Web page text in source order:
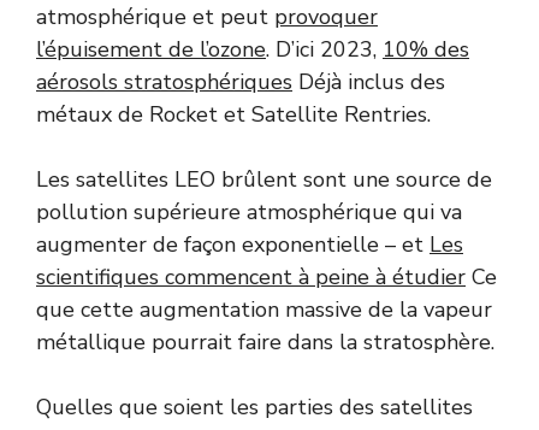
atmosphérique et peut provoquer
l’épuisement de l’ozone. D’ici 2023, 10% des
aérosols stratosphériques Déjà inclus des
métaux de Rocket et Satellite Rentries.
Les satellites LEO brûlent sont une source de
pollution supérieure atmosphérique qui va
augmenter de façon exponentielle – et Les
scientifiques commencent à peine à étudier Ce
que cette augmentation massive de la vapeur
métallique pourrait faire dans la stratosphère.
Quelles que soient les parties des satellites